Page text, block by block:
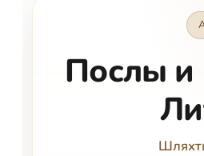
Послы и